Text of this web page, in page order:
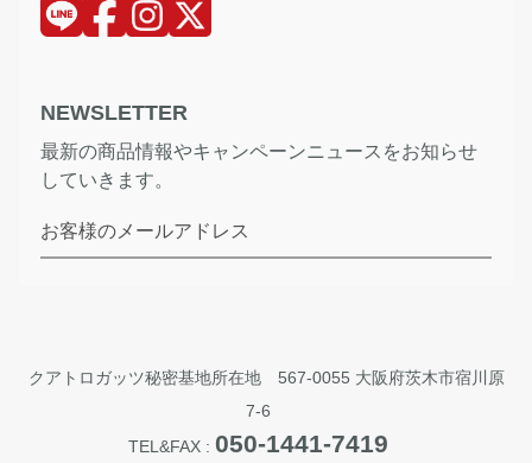
NEWSLETTER
最新の商品情報やキャンペーンニュースをお知らせ
していきます。
お客様のメールアドレス
クアトロガッツ秘密基地所在地 567-0055 大阪府茨木市宿川原
7-6
TEL&FAX : 050-1441-7419